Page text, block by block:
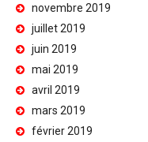
novembre 2019
juillet 2019
juin 2019
mai 2019
avril 2019
mars 2019
février 2019